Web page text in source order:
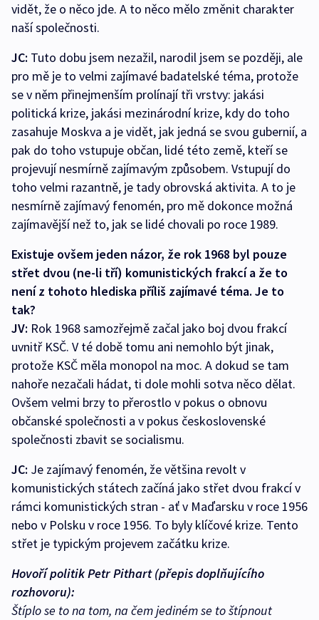
vidět, že o něco jde. A to něco mělo změnit charakter
naší společnosti.
JC: Tuto dobu jsem nezažil, narodil jsem se později, ale
pro mě je to velmi zajímavé badatelské téma, protože
se v něm přinejmenším prolínají tři vrstvy: jakási
politická krize, jakási mezinárodní krize, kdy do toho
zasahuje Moskva a je vidět, jak jedná se svou gubernií, a
pak do toho vstupuje občan, lidé této země, kteří se
projevují nesmírně zajímavým způsobem. Vstupují do
toho velmi razantně, je tady obrovská aktivita. A to je
nesmírně zajímavý fenomén, pro mě dokonce možná
zajímavější než to, jak se lidé chovali po roce 1989.
Existuje ovšem jeden názor, že rok 1968 byl pouze
střet dvou (ne-li tří) komunistických frakcí a že to
není z tohoto hlediska příliš zajímavé téma. Je to
tak?
JV: Rok 1968 samozřejmě začal jako boj dvou frakcí
uvnitř KSČ. V té době tomu ani nemohlo být jinak,
protože KSČ měla monopol na moc. A dokud se tam
nahoře nezačali hádat, ti dole mohli sotva něco dělat.
Ovšem velmi brzy to přerostlo v pokus o obnovu
občanské společnosti a v pokus československé
společnosti zbavit se socialismu.
JC: Je zajímavý fenomén, že většina revolt v
komunistických státech začíná jako střet dvou frakcí v
rámci komunistických stran - ať v Maďarsku v roce 1956
nebo v Polsku v roce 1956. To byly klíčové krize. Tento
střet je typickým projevem začátku krize.
Hovoří politik Petr Pithart (přepis doplňujícího
rozhovoru):
Štíplo se to na tom, na čem jediném se to štípnout